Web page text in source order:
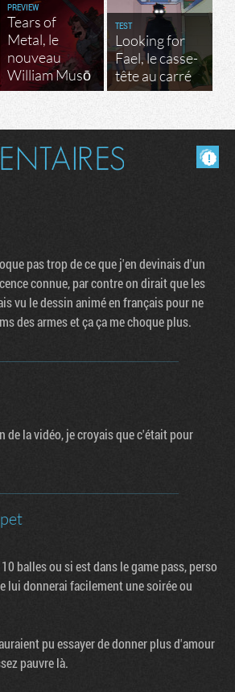
PREVIEW
Tears of
Metal, le
nouveau
William Musō
TEST
Looking for
Fael, le casse-
tête au carré
Masquer les commentaires lus.
pas trop de ce que j'en devinais d'un
connue, par contre on dirait que les
vu le dessin animé en français pour ne
des armes et ça ça me choque plus.
de la vidéo, je croyais que c'était pour
balles ou si est dans le game pass, perso
lui donnerai facilement une soirée ou
pu essayer de donner plus d'amour
pauvre là.